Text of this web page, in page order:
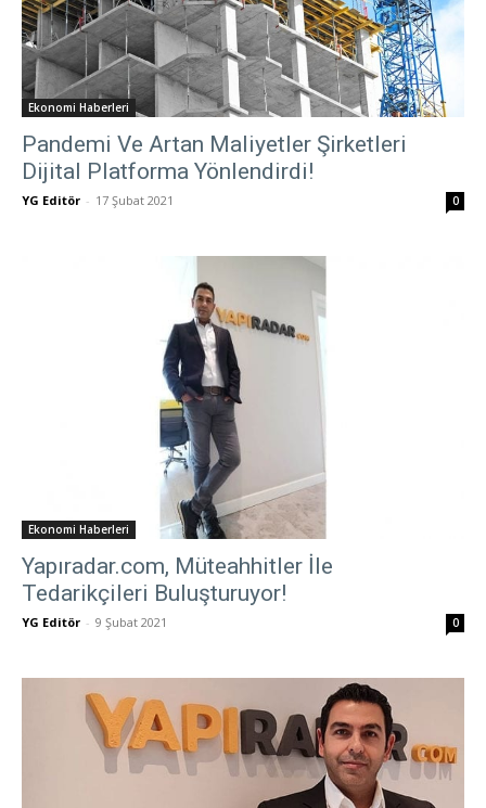
Ekonomi Haberleri
Pandemi Ve Artan Maliyetler Şirketleri
Dijital Platforma Yönlendirdi!
YG Editör - 17 Şubat 2021 0
Ekonomi Haberleri
Yapıradar.com, Müteahhitler İle
Tedarikçileri Buluşturuyor!
YG Editör - 9 Şubat 2021 0